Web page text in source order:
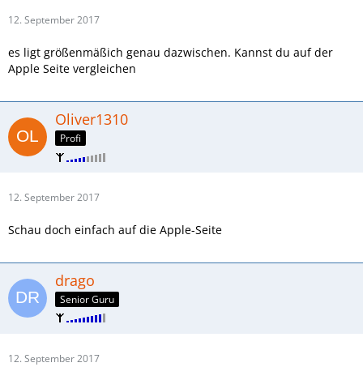
12. September 2017
es ligt größenmäßich genau dazwischen. Kannst du auf der
Apple Seite vergleichen
Oliver1310
Profi
12. September 2017
Schau doch einfach auf die Apple-Seite
drago
Senior Guru
12. September 2017